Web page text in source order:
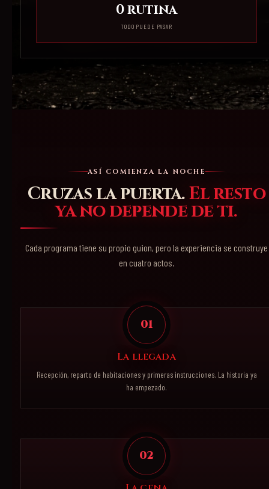
0 rutina
TODO PUEDE PASAR
ASÍ COMIENZA LA NOCHE
Cruzas la puerta.El resto
ya no depende de ti.
Cada programa tiene su propio guion, pero la experiencia se construye
en cuatro actos.
01
La llegada
Recepción, reparto de habitaciones y primeras instrucciones. La historia ya
ha empezado.
02